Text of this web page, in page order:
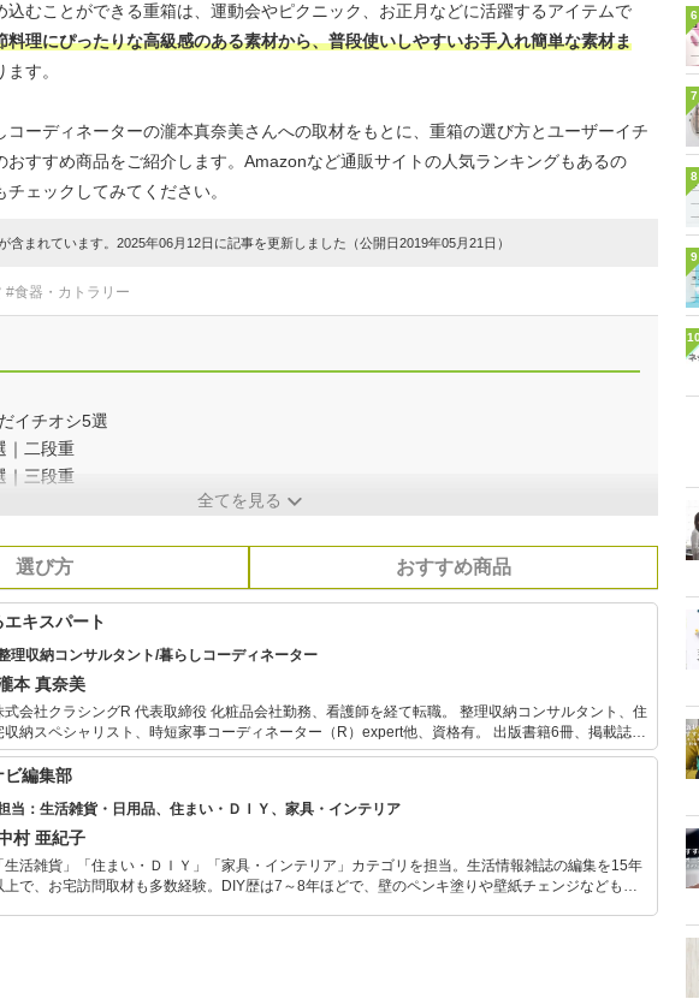
込むことができる重箱は、運動会やピクニック、お正月などに活躍するアイテムで
料理にぴったりな高級感のある素材から、普段使いしやすいお手入れ簡単な素材ま
す。
コーディネーターの瀧本真奈美さんへの取材をもとに、重箱の選び方とユーザーイチ
おすすめ商品をご紹介します。Amazonなど通販サイトの人気ランキングもあるの
ェックしてみてください。
含まれています。2025年06月12日に記事を更新しました（公開日2019年05月21日）
#食器・カトラリー
イチオシ5選
｜二段重
｜三段重
全てを見る
選び方 おすすめ商品
キスパート
理収納コンサルタント/暮らしコーディネーター
本 真奈美
式会社クラシングR 代表取締役 化粧品会社勤務、看護師を経て転職。 整理収納コンサルタント、住
収納スペシャリスト、時短家事コーディネーター（R）expert他、資格有。 出版書籍6冊、掲載誌は
冊を超える。 専門家として「サタデープラス」「ZIP!」「ラヴィット！」などメディア出演も多
。 SNS総フォロワー19万人のインフルエンサーとして暮らしを提案、執筆、講演、SNSコンサル業
ビ編集部
当：生活雑貨・日用品、住まい・ＤＩＹ、家具・インテリア
村 亜紀子
生活雑貨」「住まい・ＤＩＹ」「家具・インテリア」カテゴリを担当。生活情報雑誌の編集を15年
上で、お宅訪問取材も多数経験。DIY歴は7～8年ほどで、壁のペンキ塗りや壁紙チェンジなどもチ
6
7
8
9